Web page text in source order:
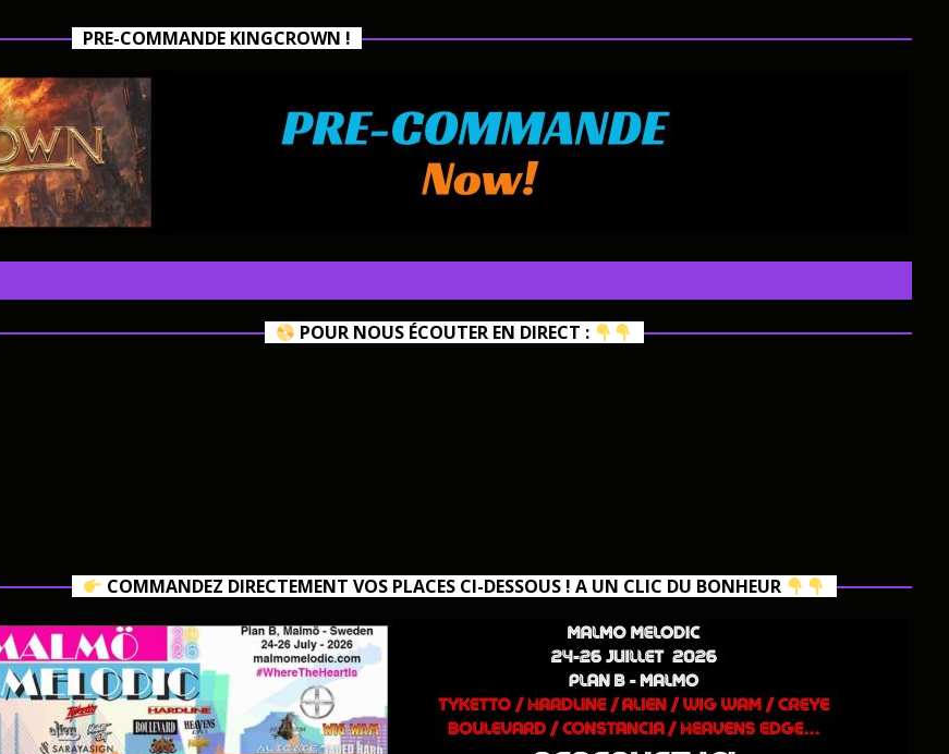
PRE-COMMANDE KINGCROWN !
POUR NOUS ÉCOUTER EN DIRECT :
COMMANDEZ DIRECTEMENT VOS PLACES CI-DESSOUS ! A UN CLIC DU BONHEUR